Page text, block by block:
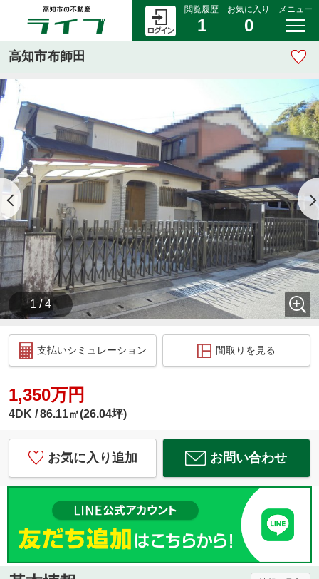
閲覧履歴
1
お気に入り
0
メニュー
高知市布師田
1 / 4
支払いシミュレーション 間取りを見る
1,350万円
4DK 86.11㎡(26.04坪)
お気に入り追加 お問い合わせ